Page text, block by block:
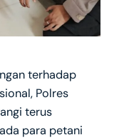
terhadap
Polres
terus
para petani